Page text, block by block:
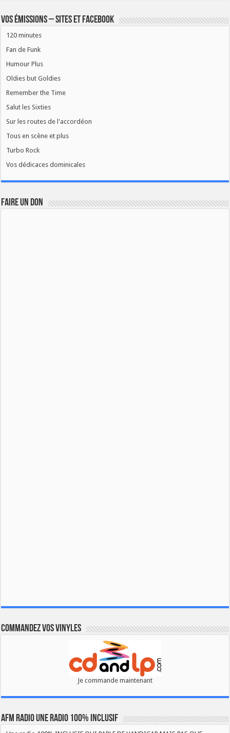
Vos émissions – Sites et Facebook
120 minutes
Fan de Funk
Humour Plus
Oldies but Goldies
Remember the Time
Salut les Sixties
Sur les routes de l'accordéon
Tous en scène et plus
Turbo Rock
Vos dédicaces dominicales
FAIRE UN DON
Commandez vos vinyles
Je commande maintenant
AFM RADIO UNE RADIO 100% INCLUSIF